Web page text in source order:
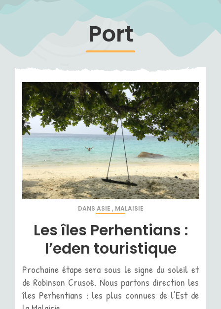
Port
DANS ASIE , MALAISIE
Les îles Perhentians :
l’eden touristique
Prochaine étape sera sous le signe du soleil et
de Robinson Crusoë. Nous partons direction les
îles Perhentians : les plus connues de l’Est de